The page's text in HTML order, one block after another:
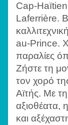
Cap-Haïtien
Laferrière.
au-Prince.
παραλίες
Ζήστε τη
τον χορό
Αϊτής. Με τη
αξιοθέατα,
και